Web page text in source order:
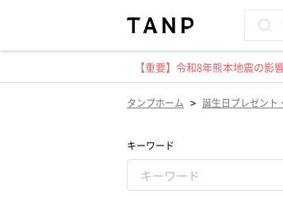
【重要】令和8年熊本地震の影
タンプホーム > 誕生日プレゼント
キーワード